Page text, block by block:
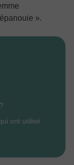
».
ont utilisé